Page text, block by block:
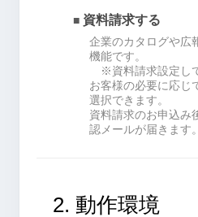
■ 資料請求する
企業のカタログや広
機能です。
※資料請求設定し
お客様の必要に応じ
選択できます。
資料請求のお申込み
認メールが届きます。
2. 動作環境